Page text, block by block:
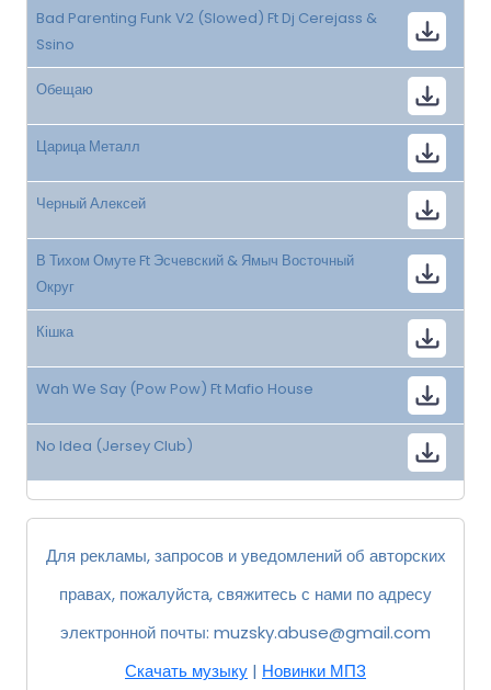
Bad Parenting Funk V2 (Slowed) Ft Dj Cerejass &
Ssino
Обещаю
Царица Металл
Черный Алексей
В Тихом Омуте Ft Эсчевский & Ямыч Восточный
Округ
Кішка
Wah We Say (Pow Pow) Ft Mafio House
No Idea (Jersey Club)
Для рекламы, запросов и уведомлений об авторских
правах, пожалуйста, свяжитесь с нами по адресу
электронной почты: muzsky.abuse@gmail.com
Скачать музыку | Новинки МП3